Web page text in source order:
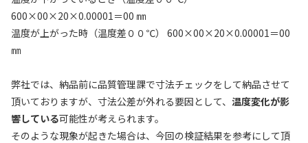
600×00×20×0.00001＝00 ㎜
温度が上がった時（温度差００℃） 600×00×20×0.00001＝00
㎜
弊社では、納品前に品質管理課で寸法チェックをして納品させて
頂いておりますが、寸法公差が外れる要因として、 温度変化が影
響している可能性が考えられます。
そのような現象が起きた場合は、今回の検証結果を参考にして頂